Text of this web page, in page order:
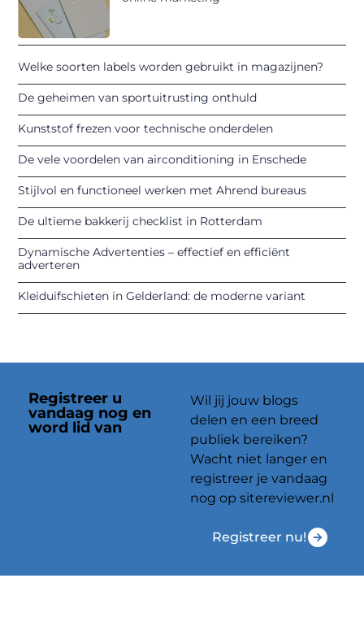
Welke soorten labels worden gebruikt in magazijnen?
De geheimen van sportuitrusting onthuld
Kunststof frezen voor technische onderdelen
De vele voordelen van airconditioning in Enschede
Stijlvol en functioneel werken met Ahrend bureaus
De ultieme bakkerij checklist in Rotterdam
Dynamische Advertenties – effectief en efficiënt
adverteren
Kleiduifschieten in Gelderland: de moderne variant
Registreer u
vandaag nog en
word lid van
Wil jij jouw blogs
delen en een breed
publiek bereiken?
Wacht niet langer en
registreer je vandaag
nog op sitereviewer.nl
Registreer nu!